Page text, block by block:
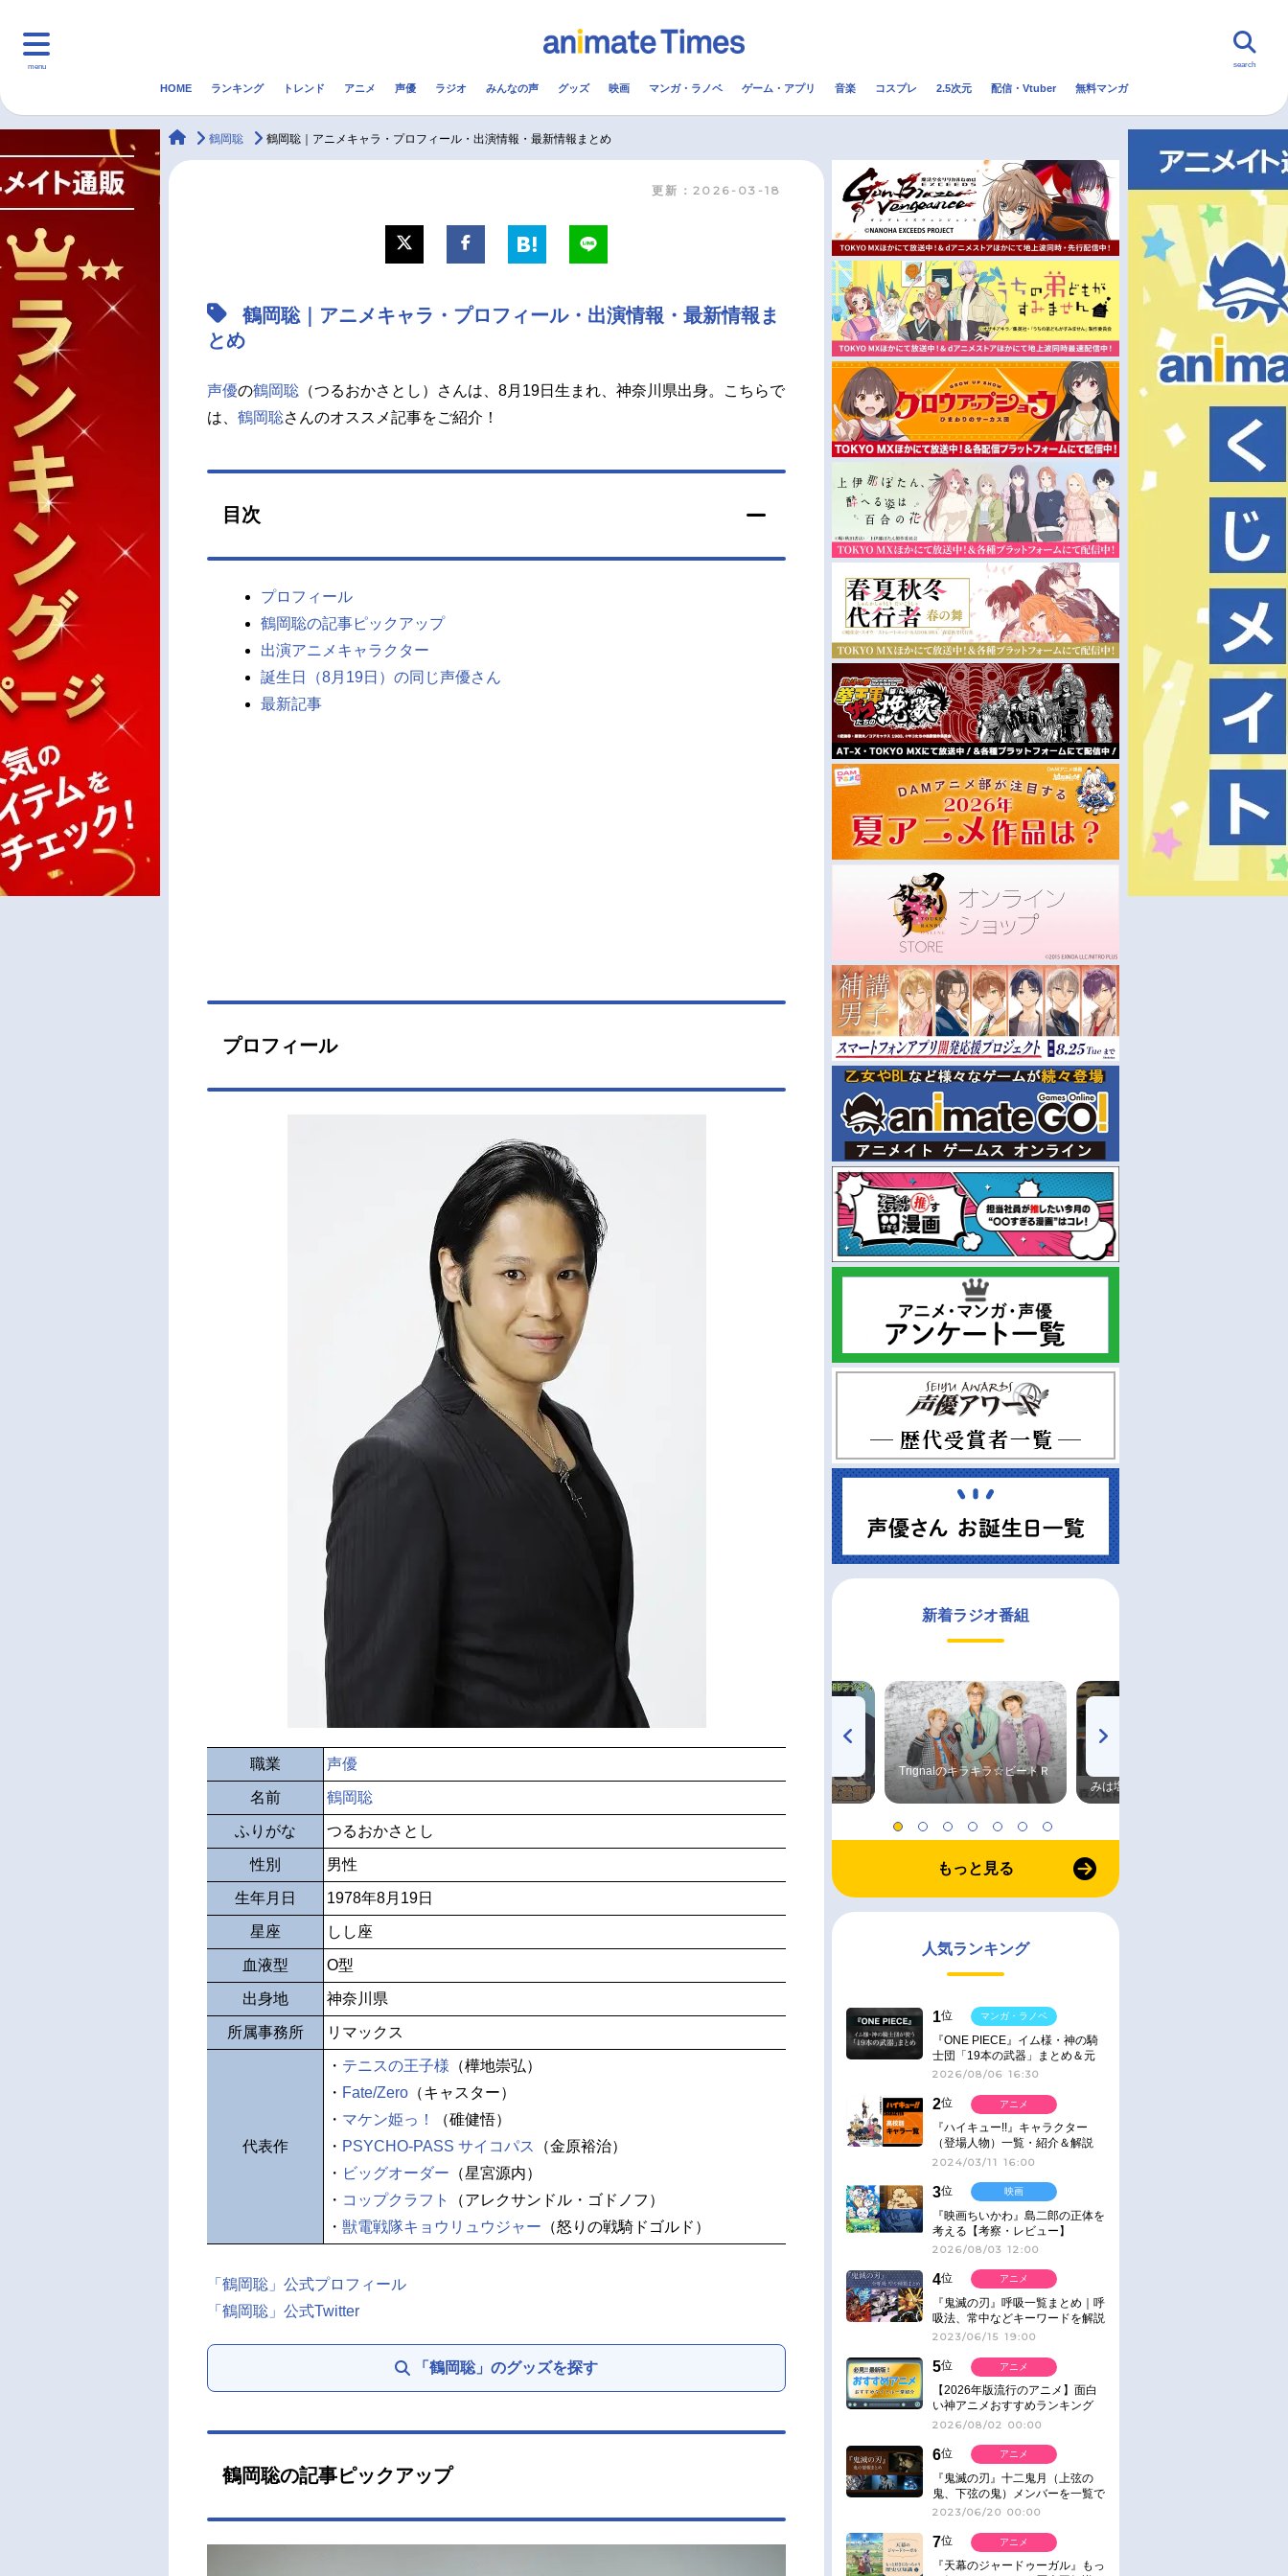
menu
マンガ・ラノベ 2.5次元 配信・Vtuber トレンド 無料マンガ
声優記事一覧
アニメ映画一覧
男性声優/女性声優一覧
今期アニメ曜日別一覧
夏アニメ
秋アニメ
冬アニメ
search
HOME ランキング トレンド アニメ 声優 ラジオ みんなの声 グッズ 映画 マンガ・ラノベ ゲーム・アプリ 音楽 コスプレ 2.5次元 配信・Vtuber 無料マンガ
animateTimes
鶴岡聡 鶴岡聡｜アニメキャラ・プロフィール・出演情報・最新情報まとめ
更新：2026-03-18
鶴岡聡｜アニメキャラ・プロフィール・出演情報・最新情報ま
とめ
声優の鶴岡聡 （つるおかさとし）さんは、8月19日生まれ、神奈川県出身。こちらで
は、 鶴岡聡さんのオススメ記事をご紹介！
目次
プロフィール
鶴岡聡の記事ピックアップ
出演アニメキャラクター
誕生日（8月19日）の同じ声優さん
最新記事
プロフィール
職業 声優
名前 鶴岡聡
ふりがな つるおかさとし
性別 男性
生年月日 1978年8月19日
星座 しし座
血液型 O型
出身地 神奈川県
所属事務所 リマックス
代表作
・ テニスの王子様 （樺地崇弘）
・ Fate/Zero （キャスター）
・ マケン姫っ！
（碓健悟）
・ PSYCHO-PASS サイコパス
（金原裕治）
・ ビッグオーダー （星宮源内）
・ コップクラフト
（アレクサンドル・ゴドノフ）
・ 獣電戦隊キョウリュウジャー （怒りの戦騎ドゴルド）
「鶴岡聡」公式プロフィール
「鶴岡聡」公式Twitter
「鶴岡聡」のグッズを探す
鶴岡聡の記事ピックアップ
新着ラジオ番組
radio 大直会 2nd season
Trignalのキラキラ☆ビートＲ
みは塩だけ
もっと見る
人気ランキング
1位
『ONE PIECE』イム様・神の騎
士団「19本の武器」まとめ＆元
ネタ
2026/08/06 16:30
マンガ・ラノベ
2位
『ハイキュー!!』キャラクター
（登場人物）一覧・紹介＆解説
2024/03/11 16:00
アニメ
3位
『映画ちいかわ』島二郎の正体を
考える【考察・レビュー】
2026/08/03 12:00
映画
4位
『鬼滅の刃』呼吸一覧まとめ｜呼
吸法、常中などキーワードを解説
2023/06/15 19:00
アニメ
5位
【2026年版流行のアニメ】面白
い神アニメおすすめランキング
【名作・話題作】｜ジャンル別人
2026/08/02 00:00
アニメ
6位
『鬼滅の刃』十二鬼月（上弦の
鬼、下弦の鬼）メンバーを一覧で
紹介＆解説（登場鬼の情報まと
2023/06/20 00:00
アニメ
7位
『天幕のジャードゥーガル』もっ
アニメ